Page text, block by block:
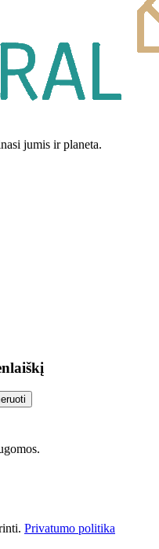
jumis ir planeta.
Privatumo politika